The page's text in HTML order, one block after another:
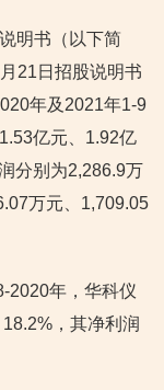
明书（以下简
21日招股说明书
年及2021年1-9
亿元、1.92亿
分别为2,286.9万
万元、1,709.05
2020年，华科仪
，其净利润